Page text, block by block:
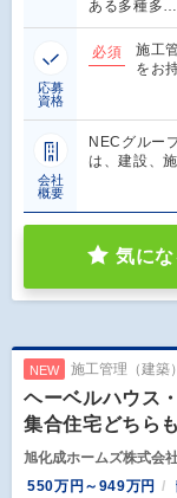
ある多種多…
応募
資格
必須
施工
をお
会社
概要
NECグルー
は、建設、
気にな
NEW 施工管理（建築）
ヘーベルハウス
集合住宅どちら
旭化成ホームズ株式会
550万円～949万円